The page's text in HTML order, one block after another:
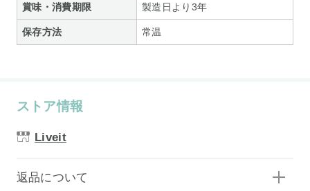
賞味・消費期限 製造日より3年
保存方法 常温
ストア情報
Liveit
返品について